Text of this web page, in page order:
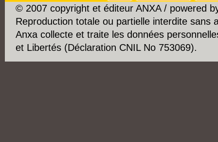
© 2007 copyright et éditeur ANXA / powered
Reproduction totale ou partielle interdite sans
Anxa collecte et traite les données
et Libertés (Déclaration CNIL No 753069).